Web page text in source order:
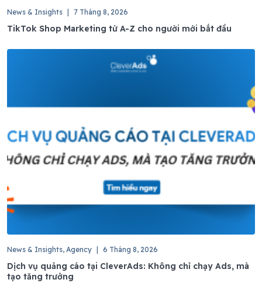
News & Insights 7 Tháng 8, 2026
TikTok Shop Marketing từ A-Z cho người mới bắt đầu
News & Insights, Agency 6 Tháng 8, 2026
Dịch vụ quảng cáo tại CleverAds: Không chỉ chạy Ads, mà
tạo tăng trưởng